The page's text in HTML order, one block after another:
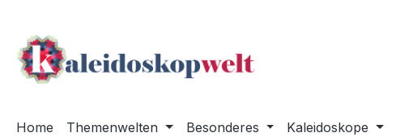
Home Themenwelten Besonderes Kaleidoskope